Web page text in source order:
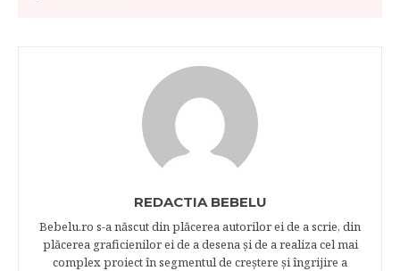
REDACTIA BEBELU
Bebelu.ro s-a născut din plăcerea autorilor ei de a scrie, din
plăcerea graficienilor ei de a desena şi de a realiza cel mai
complex proiect în segmentul de creştere şi îngrijire a